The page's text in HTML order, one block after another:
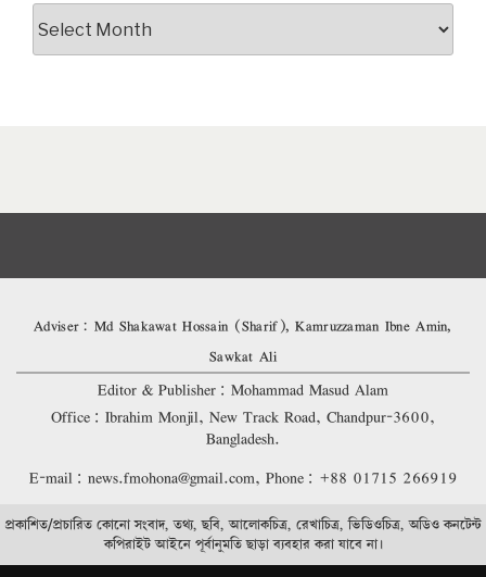
আর্কাইভস
Adviser: Md Shakawat Hossain (Sharif), Kamruzzaman Ibne Amin,
Sawkat Ali
Editor & Publisher: Mohammad Masud Alam
Office: Ibrahim Monjil, New Track Road, Chandpur-3600,
Bangladesh.
E-mail: news.fmohona@gmail.com, Phone: +88 01715 266919
প্রকাশিত/প্রচারিত কোনো সংবাদ, তথ্য, ছবি, আলোকচিত্র, রেখাচিত্র, ভিডিওচিত্র, অডিও কনটেন্ট
কপিরাইট আইনে পূর্বানুমতি ছাড়া ব্যবহার করা যাবে না।